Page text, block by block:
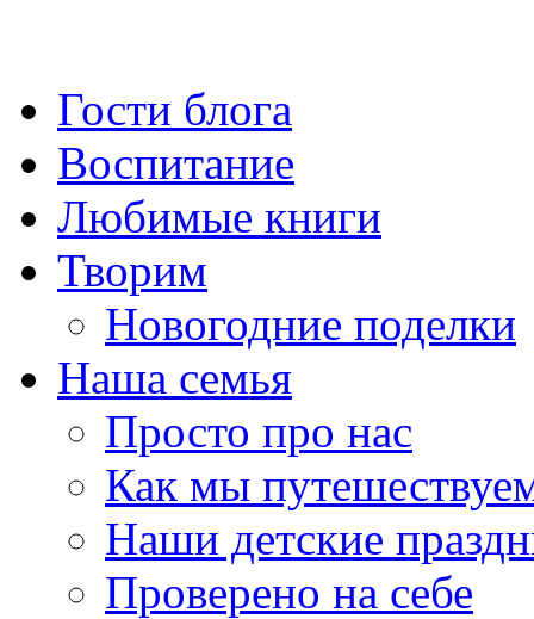
Гости блога
Воспитание
Любимые книги
Творим
Новогодние поделки
Наша семья
Просто про нас
Как мы
Наши детские
Проверено на себе